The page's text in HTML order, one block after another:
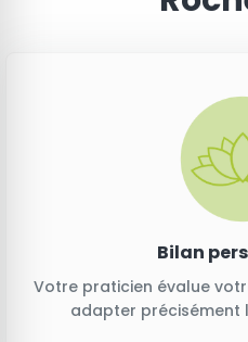
Bilan
Votre praticien évalue
adapter précisément